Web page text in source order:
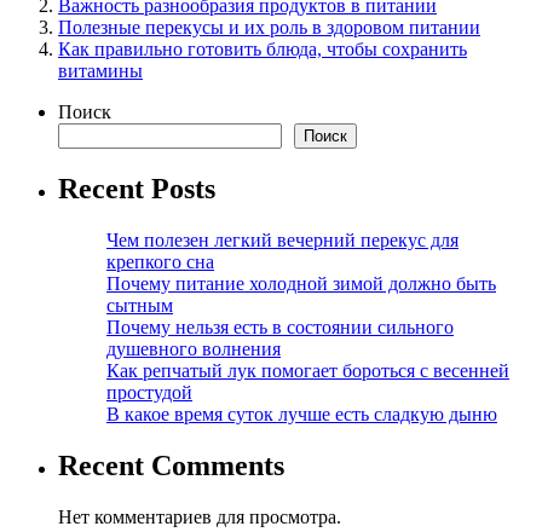
Важность разнообразия продуктов в питании
Полезные перекусы и их роль в здоровом питании
Как правильно готовить блюда, чтобы сохранить
витамины
Поиск
Поиск
Recent Posts
Чем полезен легкий вечерний перекус для
крепкого сна
Почему питание холодной зимой должно быть
сытным
Почему нельзя есть в состоянии сильного
душевного волнения
Как репчатый лук помогает бороться с весенней
простудой
В какое время суток лучше есть сладкую дыню
Recent Comments
Нет комментариев для просмотра.